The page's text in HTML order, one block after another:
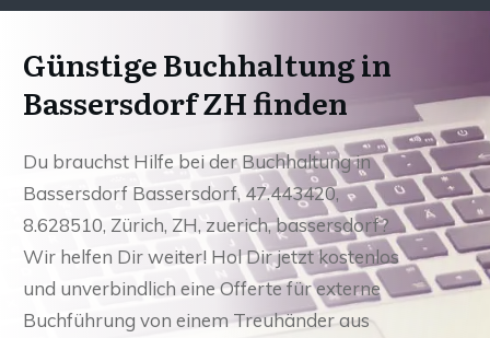
Günstige Buchhaltung in
Bassersdorf ZH finden
Du brauchst Hilfe bei der Buchhaltung in
Bassersdorf Bassersdorf, 47.443420,
8.628510, Zürich, ZH, zuerich, bassersdorf?
Wir helfen Dir weiter! Hol Dir jetzt kostenlos
und unverbindlich eine Offerte für externe
Buchführung von einem Treuhänder aus